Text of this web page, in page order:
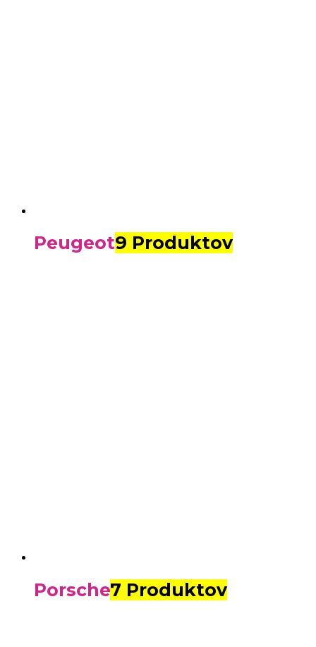
Peugeot9 Produktov
Porsche7 Produktov